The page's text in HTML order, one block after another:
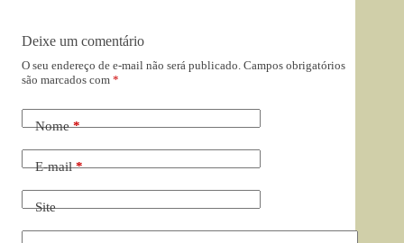
Deixe um comentário
O seu endereço de e-mail não será publicado. Campos obrigatórios
são marcados com *
Nome*
E-mail*
Site